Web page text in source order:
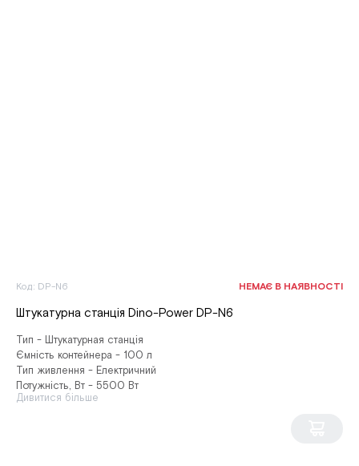
Код: DP-N6 НЕМАЄ В НАЯВНОСТІ
Штукатурна станція Dino-Power DP-N6
Тип - Штукатурная станція
Ємність контейнера - 100 л
Тип живлення - Електричний
Потужність, Вт - 5500 Вт
Дивитися більше